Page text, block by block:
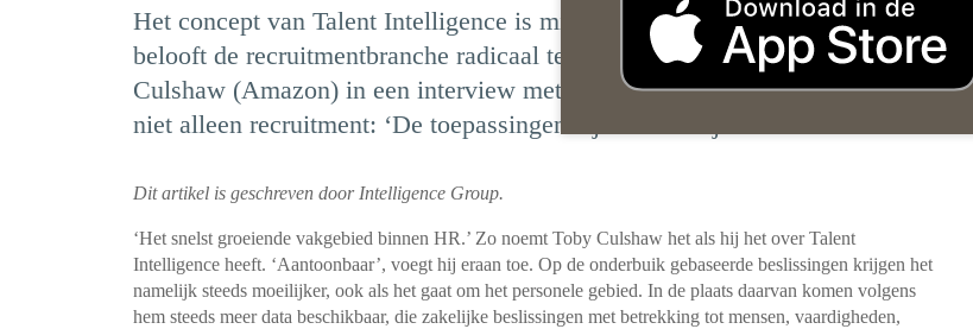
Het concept van Talent Intelligence is misschien nog vrij nieuw, maar
belooft de recruitmentbranche radicaal te gaan veranderen, zegt Toby
Culshaw (Amazon) in een interview met Jasper Spanjaart voor Werf&. En
niet alleen recruitment: ‘De toepassingen zijn echt talrijk.’
Dit artikel is geschreven door Intelligence Group.
‘Het snelst groeiende vakgebied binnen HR.’ Zo noemt Toby Culshaw het als hij het over Talent
Intelligence heeft. ‘Aantoonbaar’, voegt hij eraan toe. Op de onderbuik gebaseerde beslissingen krijgen het
namelijk steeds moeilijker, ook als het gaat om het personele gebied. In de plaats daarvan komen volgens
hem steeds meer data beschikbaar, die zakelijke beslissingen met betrekking tot mensen, vaardigheden,